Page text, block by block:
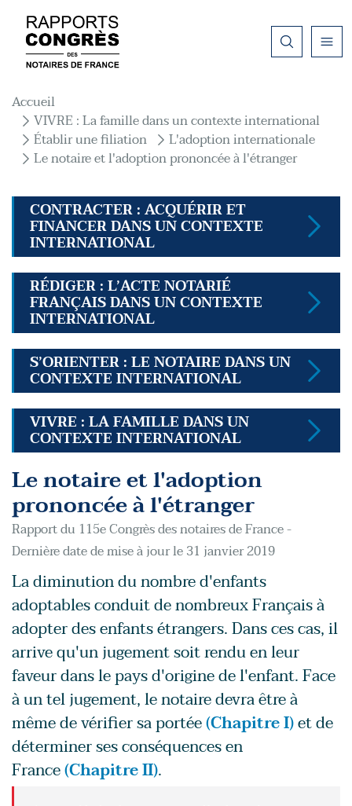
Fil d'Ariane
Accueil
VIVRE : La famille dans un contexte international
Établir une filiation
L'adoption internationale
Le notaire et l'adoption prononcée à l'étranger
CONTRACTER : ACQUÉRIR ET
FINANCER DANS UN CONTEXTE
INTERNATIONAL
RÉDIGER : L’ACTE NOTARIÉ
FRANÇAIS DANS UN CONTEXTE
INTERNATIONAL
S’ORIENTER : LE NOTAIRE DANS UN
CONTEXTE INTERNATIONAL
VIVRE : LA FAMILLE DANS UN
CONTEXTE INTERNATIONAL
Le notaire et l'adoption
prononcée à l'étranger
Rapport du 115e Congrès des notaires de France -
Dernière date de mise à jour le 31 janvier 2019
La diminution du nombre d'enfants
adoptables conduit de nombreux Français à
adopter des enfants étrangers. Dans ces cas, il
arrive qu'un jugement soit rendu en leur
faveur dans le pays d'origine de l'enfant. Face
à un tel jugement, le notaire devra être à
même de vérifier sa portée(Chapitre I)et de
déterminer ses conséquences en
France(Chapitre II).